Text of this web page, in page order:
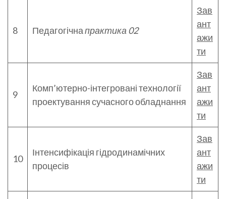
8 Педагогічнапрактика 02
Зав
ант
ажи
ти
9
Комп’ютерно-інтегровані технології
проектування сучасного обладнання
Зав
ант
ажи
ти
10
Інтенсифікація гідродинамічних
процесів
Зав
ант
ажи
ти